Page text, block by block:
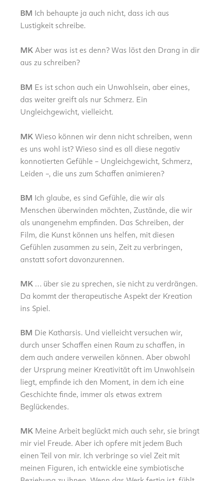
BM Ich behaupte ja auch nicht, dass ich aus
Lustigkeit schreibe.
MK Aber was ist es denn? Was löst den Drang in dir
aus zu schreiben?
BM Es ist schon auch ein Unwohlsein, aber eines,
das weiter greift als nur Schmerz. Ein
Ungleichgewicht, vielleicht.
MK Wieso können wir denn nicht schreiben, wenn
es uns wohl ist? Wieso sind es all diese negativ
konnotierten Gefühle – Ungleichgewicht, Schmerz,
Leiden –, die uns zum Schaffen animieren?
BM Ich glaube, es sind Gefühle, die wir als
Menschen überwinden möchten, Zustände, die wir
als unangenehm empfinden. Das Schreiben, der
Film, die Kunst können uns helfen, mit diesen
Gefühlen zusammen zu sein, Zeit zu verbringen,
anstatt sofort davonzurennen.
MK … über sie zu sprechen, sie nicht zu verdrängen.
Da kommt der therapeutische Aspekt der Kreation
ins Spiel.
BM Die Katharsis. Und vielleicht versuchen wir,
durch unser Schaffen einen Raum zu schaffen, in
dem auch andere verweilen können. Aber obwohl
der Ursprung meiner Kreativität oft im Unwohlsein
liegt, empfinde ich den Moment, in dem ich eine
Geschichte finde, immer als etwas extrem
Beglückendes.
MK Meine Arbeit beglückt mich auch sehr, sie bringt
mir viel Freude. Aber ich opfere mit jedem Buch
einen Teil von mir. Ich verbringe so viel Zeit mit
meinen Figuren, ich entwickle eine symbiotische